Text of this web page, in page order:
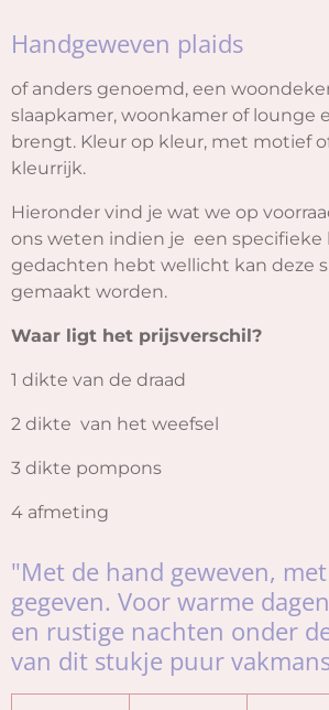
Handgeweven plaids
of anders genoemd, een
slaapkamer, woonkamer of lounge
brengt. Kleur op kleur, met motief
kleurrijk.
Hieronder vind je wat we op
ons weten indien je een specifieke
gedachten hebt wellicht kan deze
gemaakt worden.
Waar ligt het prijsverschil?
1 dikte van de draad
2 dikte van het weefsel
3 dikte pompons
4 afmeting
"Met de hand geweven,
gegeven. Voor warme
en rustige nachten onder
van dit stukje puur